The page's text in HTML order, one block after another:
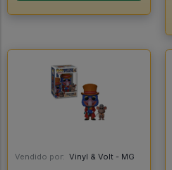
Vendido por: Vinyl & Volt - MG